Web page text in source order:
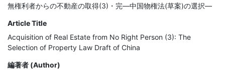
無権利者からの不動産の取得(3)・完―中国物権法(草案)の選択―
Article Title
Acquisition of Real Estate from No Right Person (3): The
Selection of Property Law Draft of China
編著者 (Author)